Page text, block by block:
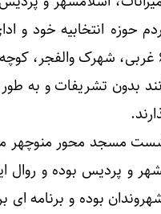
حوزه انتخابیه خود و
بدون تشریفات و به
مسجد محور منوچهر
و پردیس بوده و
بوده و برنامه